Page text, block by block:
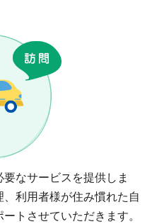
なサービスを提供しま
利用者様が住み慣れた自
トさせていただきます。